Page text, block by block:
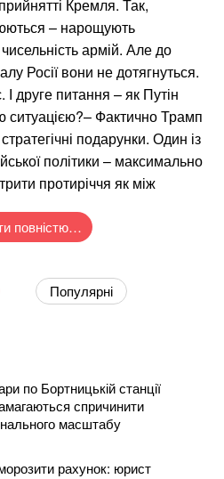
Кремля. Так,
– нарощують
армій. Але до
Росії вони не дотягнуться.
друге питання – як Путін
ситуацією?– Фактично Трамп
подарунки. Один із
політики – максимально
протиріччя як між
повністю…
Популярні
по Бортницькій станції
спричинити
масштабу
рахунок: юрист